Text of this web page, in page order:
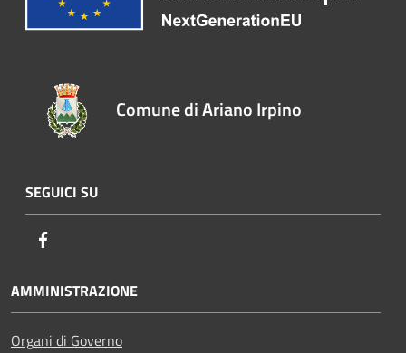
Comune di Ariano Irpino
SEGUICI SU
AMMINISTRAZIONE
Organi di Governo